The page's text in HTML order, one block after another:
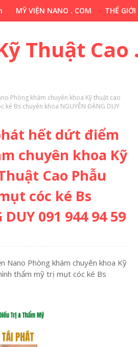
MỸ VIỆN NANO . COM THẾ
Thuật Cao
Phòng khám chuyên khoa Kỹ thuật cao
ké Bs chuyên khoa NGUYỄN ĐẶNG DUY
hết dứt điểm
chuyên khoa Kỹ
Cao Phẫu
cóc ké Bs
091 944 94 59
Phòng khám chuyên khoa Kỹ
thẩm mỹ trị mụt cóc ké Bs